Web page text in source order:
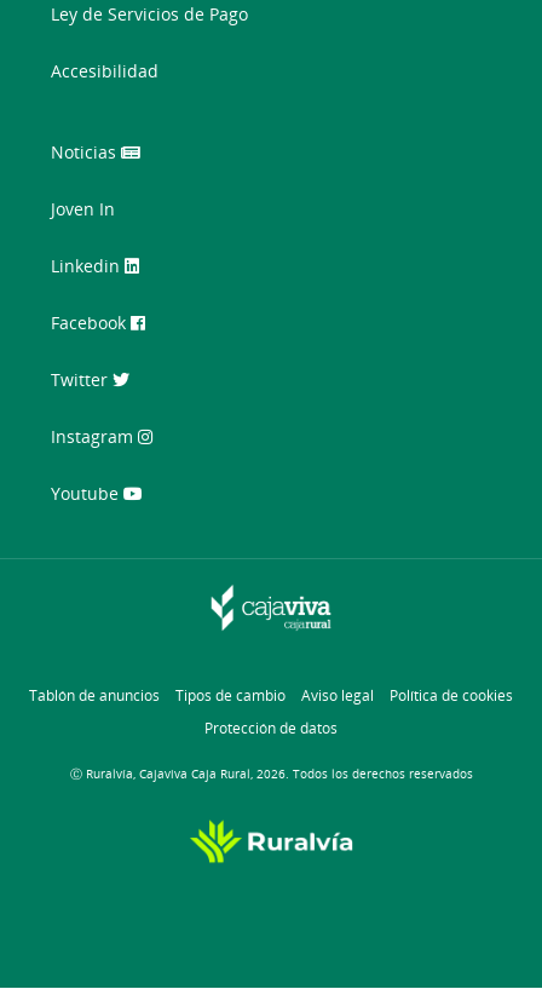
Ley de Servicios de Pago
Accesibilidad
Noticias
Joven In
Linkedin
Facebook
Twitter
Instagram
Youtube
Tablón de anuncios Tipos de cambio Aviso legal
Política de cookies
Protección de datos
Ⓒ Ruralvía, Cajaviva Caja Rural, 2026. Todos los derechos reservados